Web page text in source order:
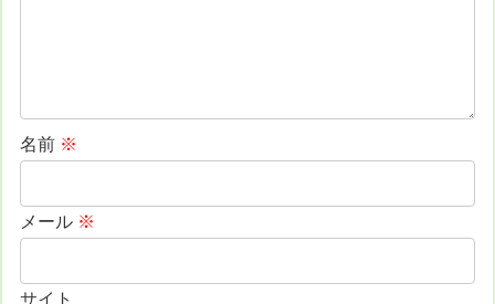
名前 ※
メール ※
サイト